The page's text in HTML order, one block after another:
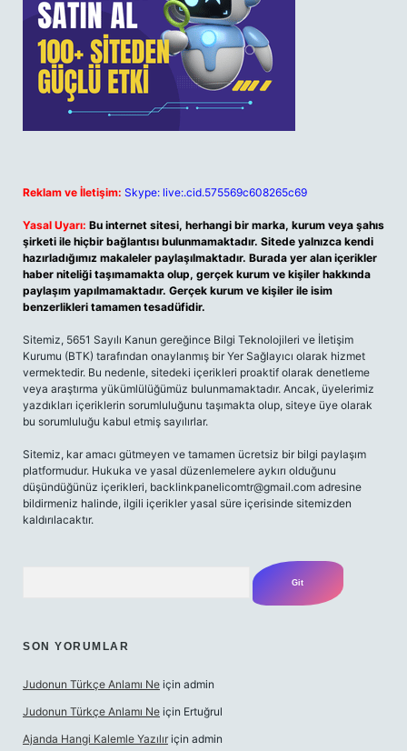
Reklam ve İletişim: Skype: live:.cid.575569c608265c69
Yasal Uyarı: Bu internet sitesi, herhangi bir marka, kurum veya şahıs
şirketi ile hiçbir bağlantısı bulunmamaktadır. Sitede yalnızca kendi
hazırladığımız makaleler paylaşılmaktadır. Burada yer alan içerikler
haber niteliği taşımamakta olup, gerçek kurum ve kişiler hakkında
paylaşım yapılmamaktadır. Gerçek kurum ve kişiler ile isim
benzerlikleri tamamen tesadüfidir.
Sitemiz, 5651 Sayılı Kanun gereğince Bilgi Teknolojileri ve İletişim
Kurumu (BTK) tarafından onaylanmış bir Yer Sağlayıcı olarak hizmet
vermektedir. Bu nedenle, sitedeki içerikleri proaktif olarak denetleme
veya araştırma yükümlülüğümüz bulunmamaktadır. Ancak, üyelerimiz
yazdıkları içeriklerin sorumluluğunu taşımakta olup, siteye üye olarak
bu sorumluluğu kabul etmiş sayılırlar.
Sitemiz, kar amacı gütmeyen ve tamamen ücretsiz bir bilgi paylaşım
platformudur. Hukuka ve yasal düzenlemelere aykırı olduğunu
düşündüğünüz içerikleri, backlinkpanelicomtr@gmail.com adresine
bildirmeniz halinde, ilgili içerikler yasal süre içerisinde sitemizden
kaldırılacaktır.
SON YORUMLAR
Judonun Türkçe Anlamı Ne için admin
Judonun Türkçe Anlamı Ne için Ertuğrul
Ajanda Hangi Kalemle Yazılır için admin